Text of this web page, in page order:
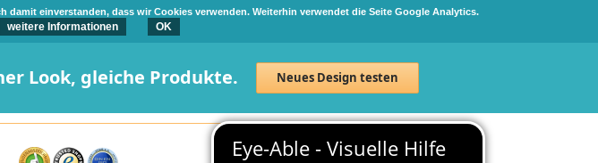
einverstanden, dass wir Cookies verwenden. Weiterhin verwendet die Seite Google Analytics.
weitere Informationen OK
Look, gleiche Produkte. Neues Design testen